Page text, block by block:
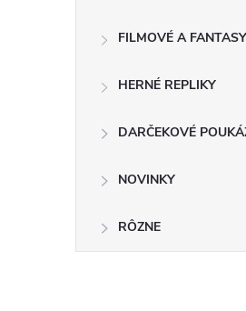
FILMOVÉ A
HERNÉ REPLIKY
DARČEKOVÉ
NOVINKY
RÔZNE